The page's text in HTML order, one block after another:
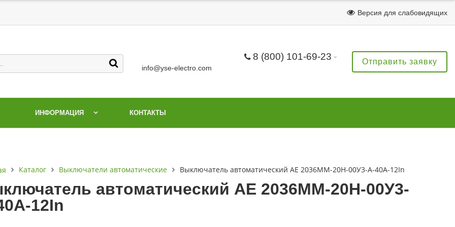
Версия для слабовидящих
8 (800) 101-69-23
info@yse-electro.com
Отправить заявку
ИНФОРМАЦИЯ КОНТАКТЫ
Каталог Выключатели автоматические Выключатель автоматический АЕ 2036ММ-20Н-00У3-А-40А-12In
автоматический АЕ 2036ММ-20Н-00У3-
12In